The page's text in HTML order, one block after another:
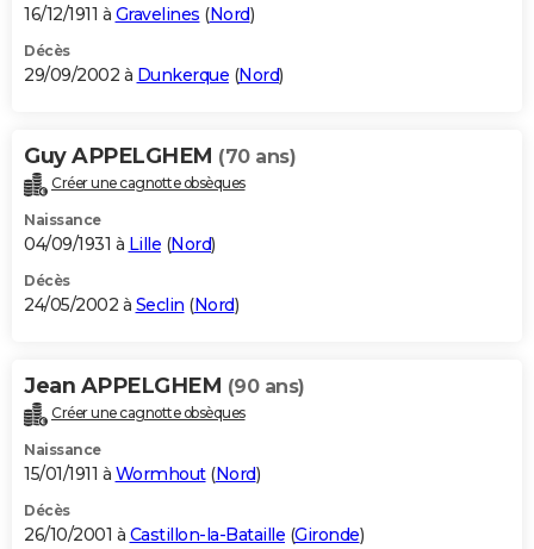
16/12/1911 à Gravelines (Nord)
Décès
29/09/2002 à Dunkerque (Nord)
Guy APPELGHEM (70 ans)
Créer une cagnotte obsèques
Naissance
04/09/1931 à Lille (Nord)
Décès
24/05/2002 à Seclin (Nord)
Jean APPELGHEM (90 ans)
Créer une cagnotte obsèques
Naissance
15/01/1911 à Wormhout(Nord)
Décès
26/10/2001 à Castillon-la-Bataille (Gironde)